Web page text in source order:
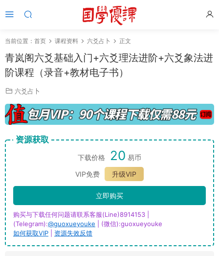
当前位置： 首页 课程资料 六爻占卜 正文
青岚阁六爻基础入门+六爻理法进阶+六爻象法进
阶课程（录音+教材电子书）
六爻占卜
资源获取
下载价格 20 易币
VIP免费
升级VIP
立即购买
购买与下载任何问题请联系客服(Line)8914153 |
(Telegram):@guoxueyouke | (微信):guoxueyouke
如何获取VIP
资源失效反馈